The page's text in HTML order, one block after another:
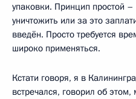
упаковки. Принцип простой
уничтожить или за это
введён. Просто требуется
широко применяться.
Кстати говоря, я в
встречался, говорил об этом,